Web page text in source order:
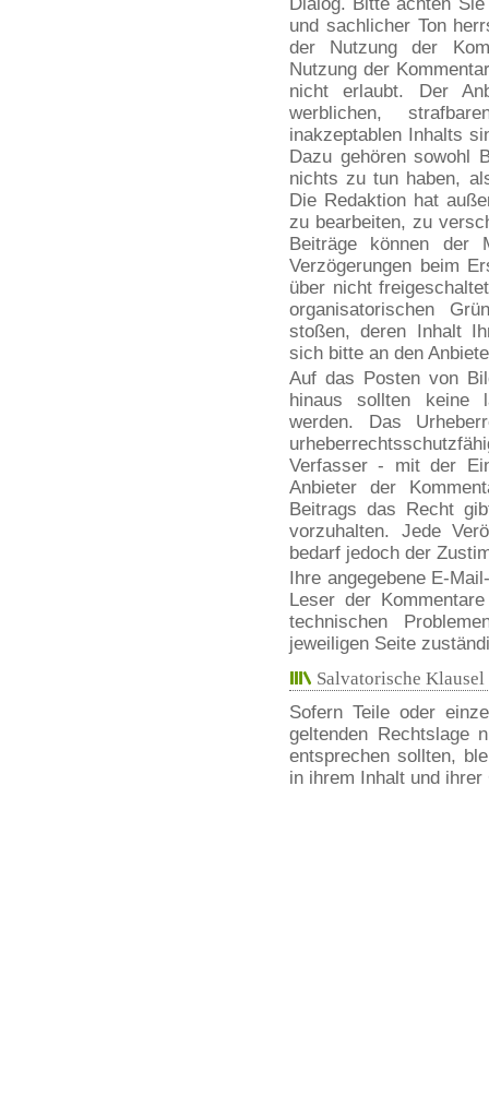
und sachlicher Ton
der Nutzung der
Nutzung der
nicht erlaubt. Der
werblichen,
inakzeptablen Inhalts
Dazu gehören sowohl
nichts zu tun haben,
Die Redaktion hat
zu bearbeiten, zu
Beiträge können der
Verzögerungen beim
über nicht
organisatorischen
stoßen, deren Inhalt
sich bitte an den
Auf das Posten von
hinaus sollten keine
werden. Das
Verfasser - mit der
Anbieter der
Beitrags das Recht
vorzuhalten. Jede
bedarf jedoch der
Ihre angegebene E-
Leser der
technischen
jeweiligen Seite
Salvatorische Klausel
Sofern Teile oder
geltenden Rechtslage
entsprechen sollten,
in ihrem Inhalt und